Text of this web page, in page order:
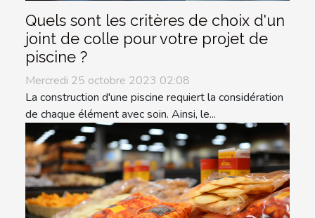
Quels sont les critères de choix d'un
joint de colle pour votre projet de
piscine ?
Mercredi 25 octobre 2023 02:08
La construction d'une piscine requiert la considération
de chaque élément avec soin. Ainsi, le...